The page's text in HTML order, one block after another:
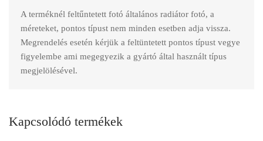
A terméknél feltűntetett fotó általános radiátor fotó, a
méreteket, pontos típust nem minden esetben adja vissza.
Megrendelés esetén kérjük a feltüntetett pontos típust vegye
figyelembe ami megegyezik a gyártó által használt típus
megjelölésével.
Kapcsolódó termékek